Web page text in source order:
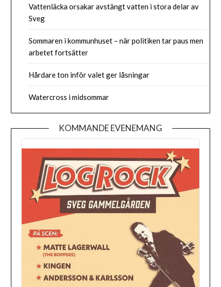
Vattenläcka orsakar avstängt vatten i stora delar av
Sveg
Sommaren i kommunhuset – när politiken tar paus men
arbetet fortsätter
Hårdare ton inför valet ger låsningar
Watercross i midsommar
KOMMANDE EVENEMANG